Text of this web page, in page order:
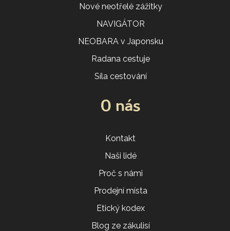
Nové neotřelé zážitky
NAVIGÁTOR
NEOBARA v Japonsku
Radana cestuje
Síla cestování
O nás
Kontakt
Naši lidé
Proč s námi
Prodejní místa
Etický kodex
Blog ze zákulisí